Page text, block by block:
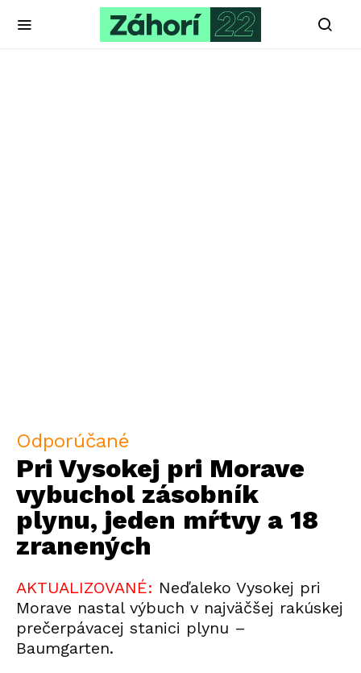
Odporúčané
Pri Vysokej pri Morave
vybuchol zásobník
plynu, jeden mŕtvy a 18
zranených
AKTUALIZOVANÉ: Neďaleko Vysokej pri
Morave nastal výbuch v najväčšej rakúskej
prečerpávacej stanici plynu –
Baumgarten.